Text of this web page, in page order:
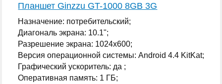
Планшет Ginzzu GT-1000 8GB 3G
Назначение: потребительский;
Диагональ экрана: 10.1";
Разрешение экрана: 1024x600;
Версия операционной системы: Android 4.4 KitKat;
Графический ускоритель: да ;
Оперативная память: 1 ГБ;